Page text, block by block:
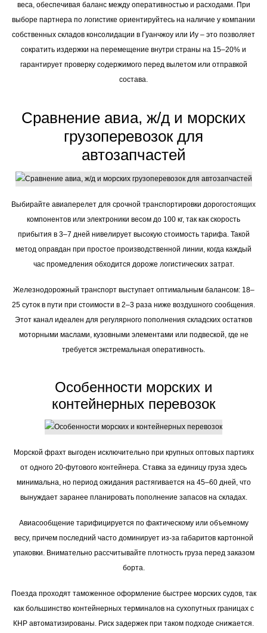
веса, обеспечивая баланс между оперативностью и расходами. При
выборе партнера по логистике ориентируйтесь на наличие у компании
собственных складов консолидации в Гуанчжоу или Иу – это позволяет
сократить издержки на перемещение внутри страны на 15–20% и
гарантирует проверку содержимого перед вылетом или отправкой
состава.
Сравнение авиа, ж/д и морских
грузоперевозок для
автозапчастей
Выбирайте авиаперелет для срочной транспортировки дорогостоящих
компонентов или электроники весом до 100 кг, так как скорость
прибытия в 3–7 дней нивелирует высокую стоимость тарифа. Такой
метод оправдан при простое производственной линии, когда каждый
час промедления обходится дороже логистических затрат.
Железнодорожный транспорт выступает оптимальным балансом: 18–
25 суток в пути при стоимости в 2–3 раза ниже воздушного сообщения.
Этот канал идеален для регулярного пополнения складских остатков
моторными маслами, кузовными элементами или подвеской, где не
требуется экстремальная оперативность.
Особенности морских и
контейнерных перевозок
Морской фрахт выгоден исключительно при крупных оптовых партиях
от одного 20-футового контейнера. Ставка за единицу груза здесь
минимальна, но период ожидания растягивается на 45–60 дней, что
вынуждает заранее планировать пополнение запасов на складах.
Авиасообщение тарифицируется по фактическому или объемному
весу, причем последний часто доминирует из-за габаритов картонной
упаковки. Внимательно рассчитывайте плотность груза перед заказом
борта.
Поезда проходят таможенное оформление быстрее морских судов, так
как большинство контейнерных терминалов на сухопутных границах с
КНР автоматизированы. Риск задержек при таком подходе снижается.